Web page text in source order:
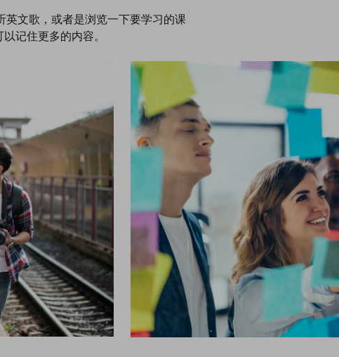
文歌，或者是浏览一下要学习的课
记住更多的内容。